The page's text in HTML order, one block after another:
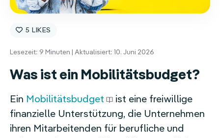
5
Lesezeit: 9 Minuten | Aktualisiert: 10. Juni 2026
Was ist ein Mobilitätsbudget?
Ein Mobilitätsbudget
ist eine freiwillige
finanzielle Unterstützung, die Unternehmen
ihren Mitarbeitenden für berufliche und